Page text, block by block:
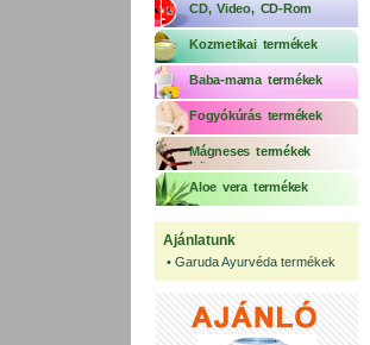
CD, Video, CD-Rom
Kozmetikai termékek
Baba-mama termékek
Fogyókúrás termékek
Mágneses termékek
Aloe vera termékek
Ajánlatunk
• Garuda Ayurvéda termékek